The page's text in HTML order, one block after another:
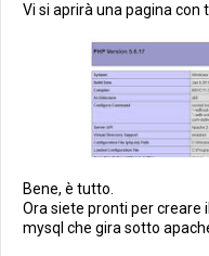
Vi si aprirà una pagina con
Bene, è tutto.
Ora siete pronti per creare
mysql che gira sotto